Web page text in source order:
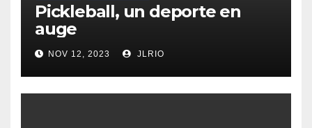
Pickleball, un deporte en
auge
NOV 12, 2023 JLRIO